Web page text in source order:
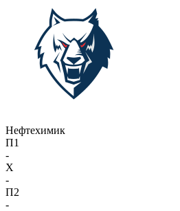
Нефтехимик
П1
-
X
-
П2
-